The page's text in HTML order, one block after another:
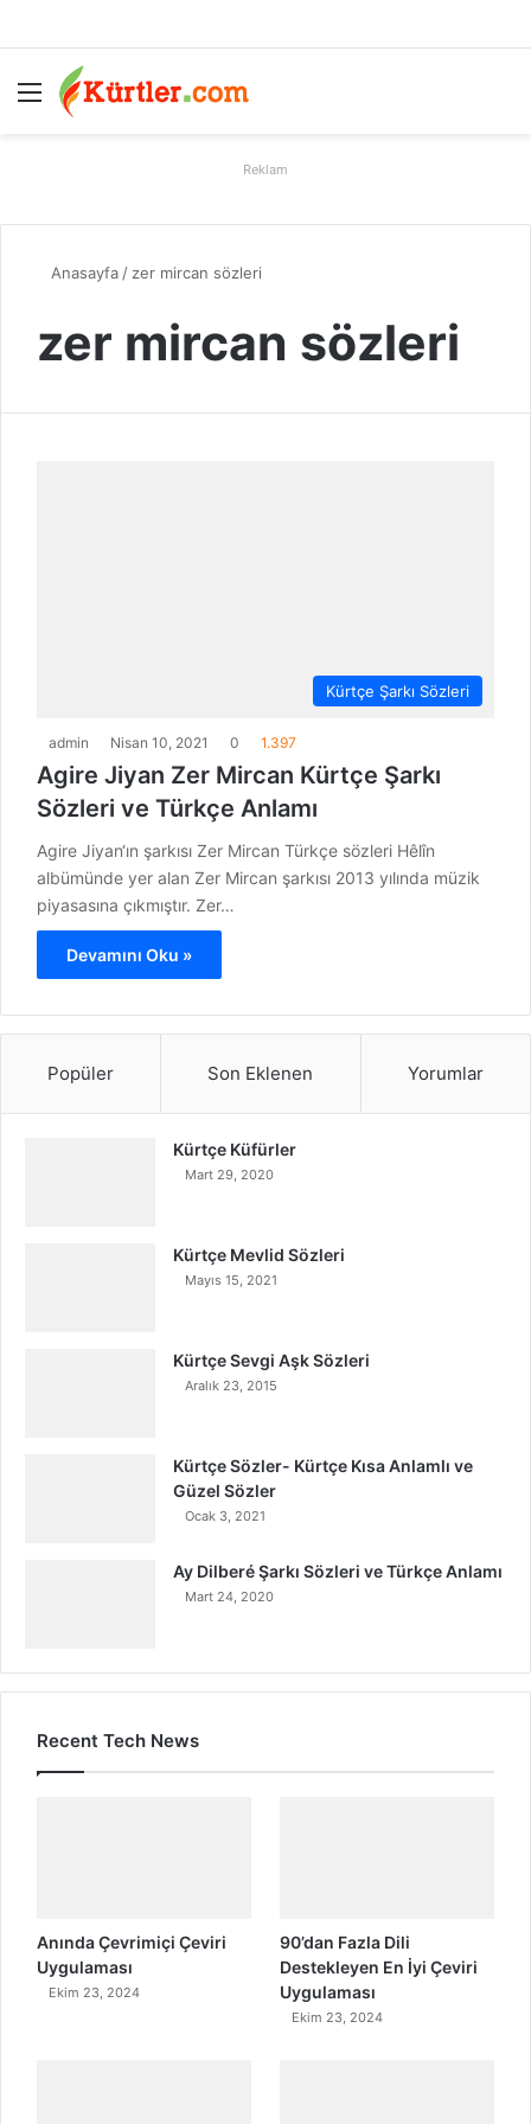
Menü
Reklam
Anasayfa / zer mircan sözleri
zer mircan sözleri
Kürtçe Şarkı Sözleri
admin Nisan 10, 2021 0 1.397
Agire Jiyan Zer Mircan Kürtçe Şarkı
Sözleri ve Türkçe Anlamı
Agire Jiyan‘ın şarkısı Zer Mircan Türkçe sözleri Hêlîn
albümünde yer alan Zer Mircan şarkısı 2013 yılında müzik
piyasasına çıkmıştır. Zer…
Devamını Oku »
Popüler Son Eklenen Yorumlar
Kürtçe Küfürler
Mart 29, 2020
Kürtçe Mevlid Sözleri
Mayıs 15, 2021
Kürtçe Sevgi Aşk Sözleri
Aralık 23, 2015
Kürtçe Sözler- Kürtçe Kısa Anlamlı ve
Güzel Sözler
Ocak 3, 2021
Ay Dilberé Şarkı Sözleri ve Türkçe Anlamı
Mart 24, 2020
Recent Tech News
Anında Çevrimiçi Çeviri
Uygulaması
Ekim 23, 2024
90’dan Fazla Dili
Destekleyen En İyi Çeviri
Uygulaması
Ekim 23, 2024